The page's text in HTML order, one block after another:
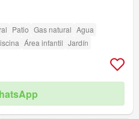
Patio Gas natural Agua
Área infantil Jardín